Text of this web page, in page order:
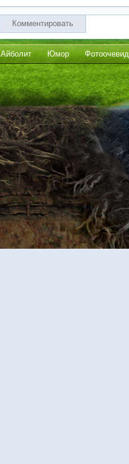
Комментировать
Айболит Юмор